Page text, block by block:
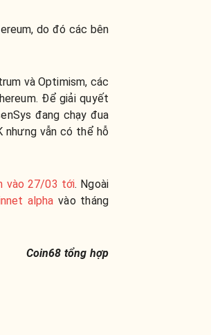
do đó các bên
và Optimism, các
Để giải quyết
đang chạy đua
nhưng vẫn có thể hỗ
vào 27/03 tới. Ngoài
alpha vào tháng
Coin68 tổng hợp